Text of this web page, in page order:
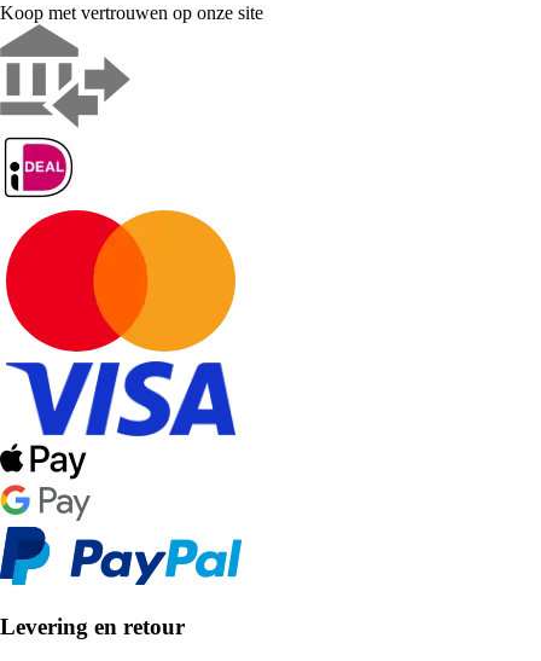
Koop met vertrouwen op onze site
Levering en retour